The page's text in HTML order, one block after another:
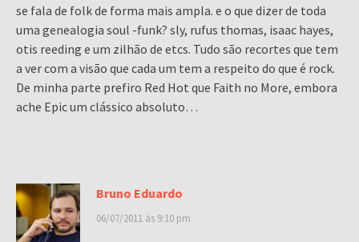
se fala de folk de forma mais ampla. e o que dizer de toda
uma genealogia soul -funk? sly, rufus thomas, isaac hayes,
otis reeding e um zilhão de etcs. Tudo são recortes que tem
a ver com a visão que cada um tem a respeito do que é rock.
De minha parte prefiro Red Hot que Faith no More, embora
ache Epic um clássico absoluto…
Bruno Eduardo
06/07/2011 às 9:10 pm